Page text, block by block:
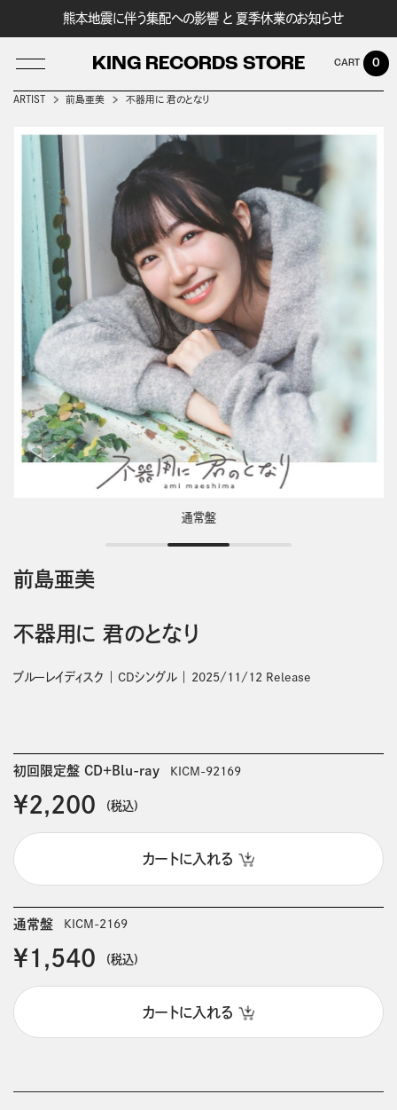
熊本地震に伴う集配への影響 と 夏季休業のお知らせ
KING RECORDS STORE
LOG IN
0
ARTIST 前島亜美 不器用に 君のとなり
前島亜美
不器用に 君のとなり
ブルーレイディスク CDシングル 2025/11/12 Release
初回限定盤 CD+Blu-ray KICM-92169
￥2,200 (税込)
カートに入れる
通常盤 KICM-2169
￥1,540 (税込)
カートに入れる
通常盤